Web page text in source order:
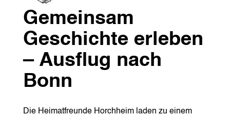
Gemeinsam
Geschichte erleben
– Ausflug nach
Bonn
Die Heimatfreunde Horchheim laden zu einem